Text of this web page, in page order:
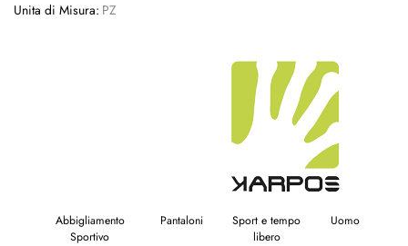
Unita di Misura: PZ
Abbigliamento
Sportivo
Pantaloni
Sport e tempo
libero
Uomo